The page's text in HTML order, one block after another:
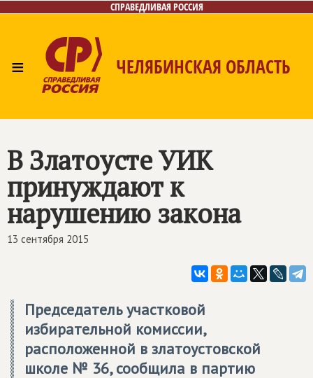
СПРАВЕДЛИВАЯ РОССИЯ
≡ ЧЕЛЯБИНСКАЯ ОБЛАСТЬ
Контакты
В Златоусте УИК
принуждают к
нарушению закона
13 сентября 2015
Председатель участковой
избирательной комиссии,
расположенной в златоустовской
школе № 36, сообщила в партию